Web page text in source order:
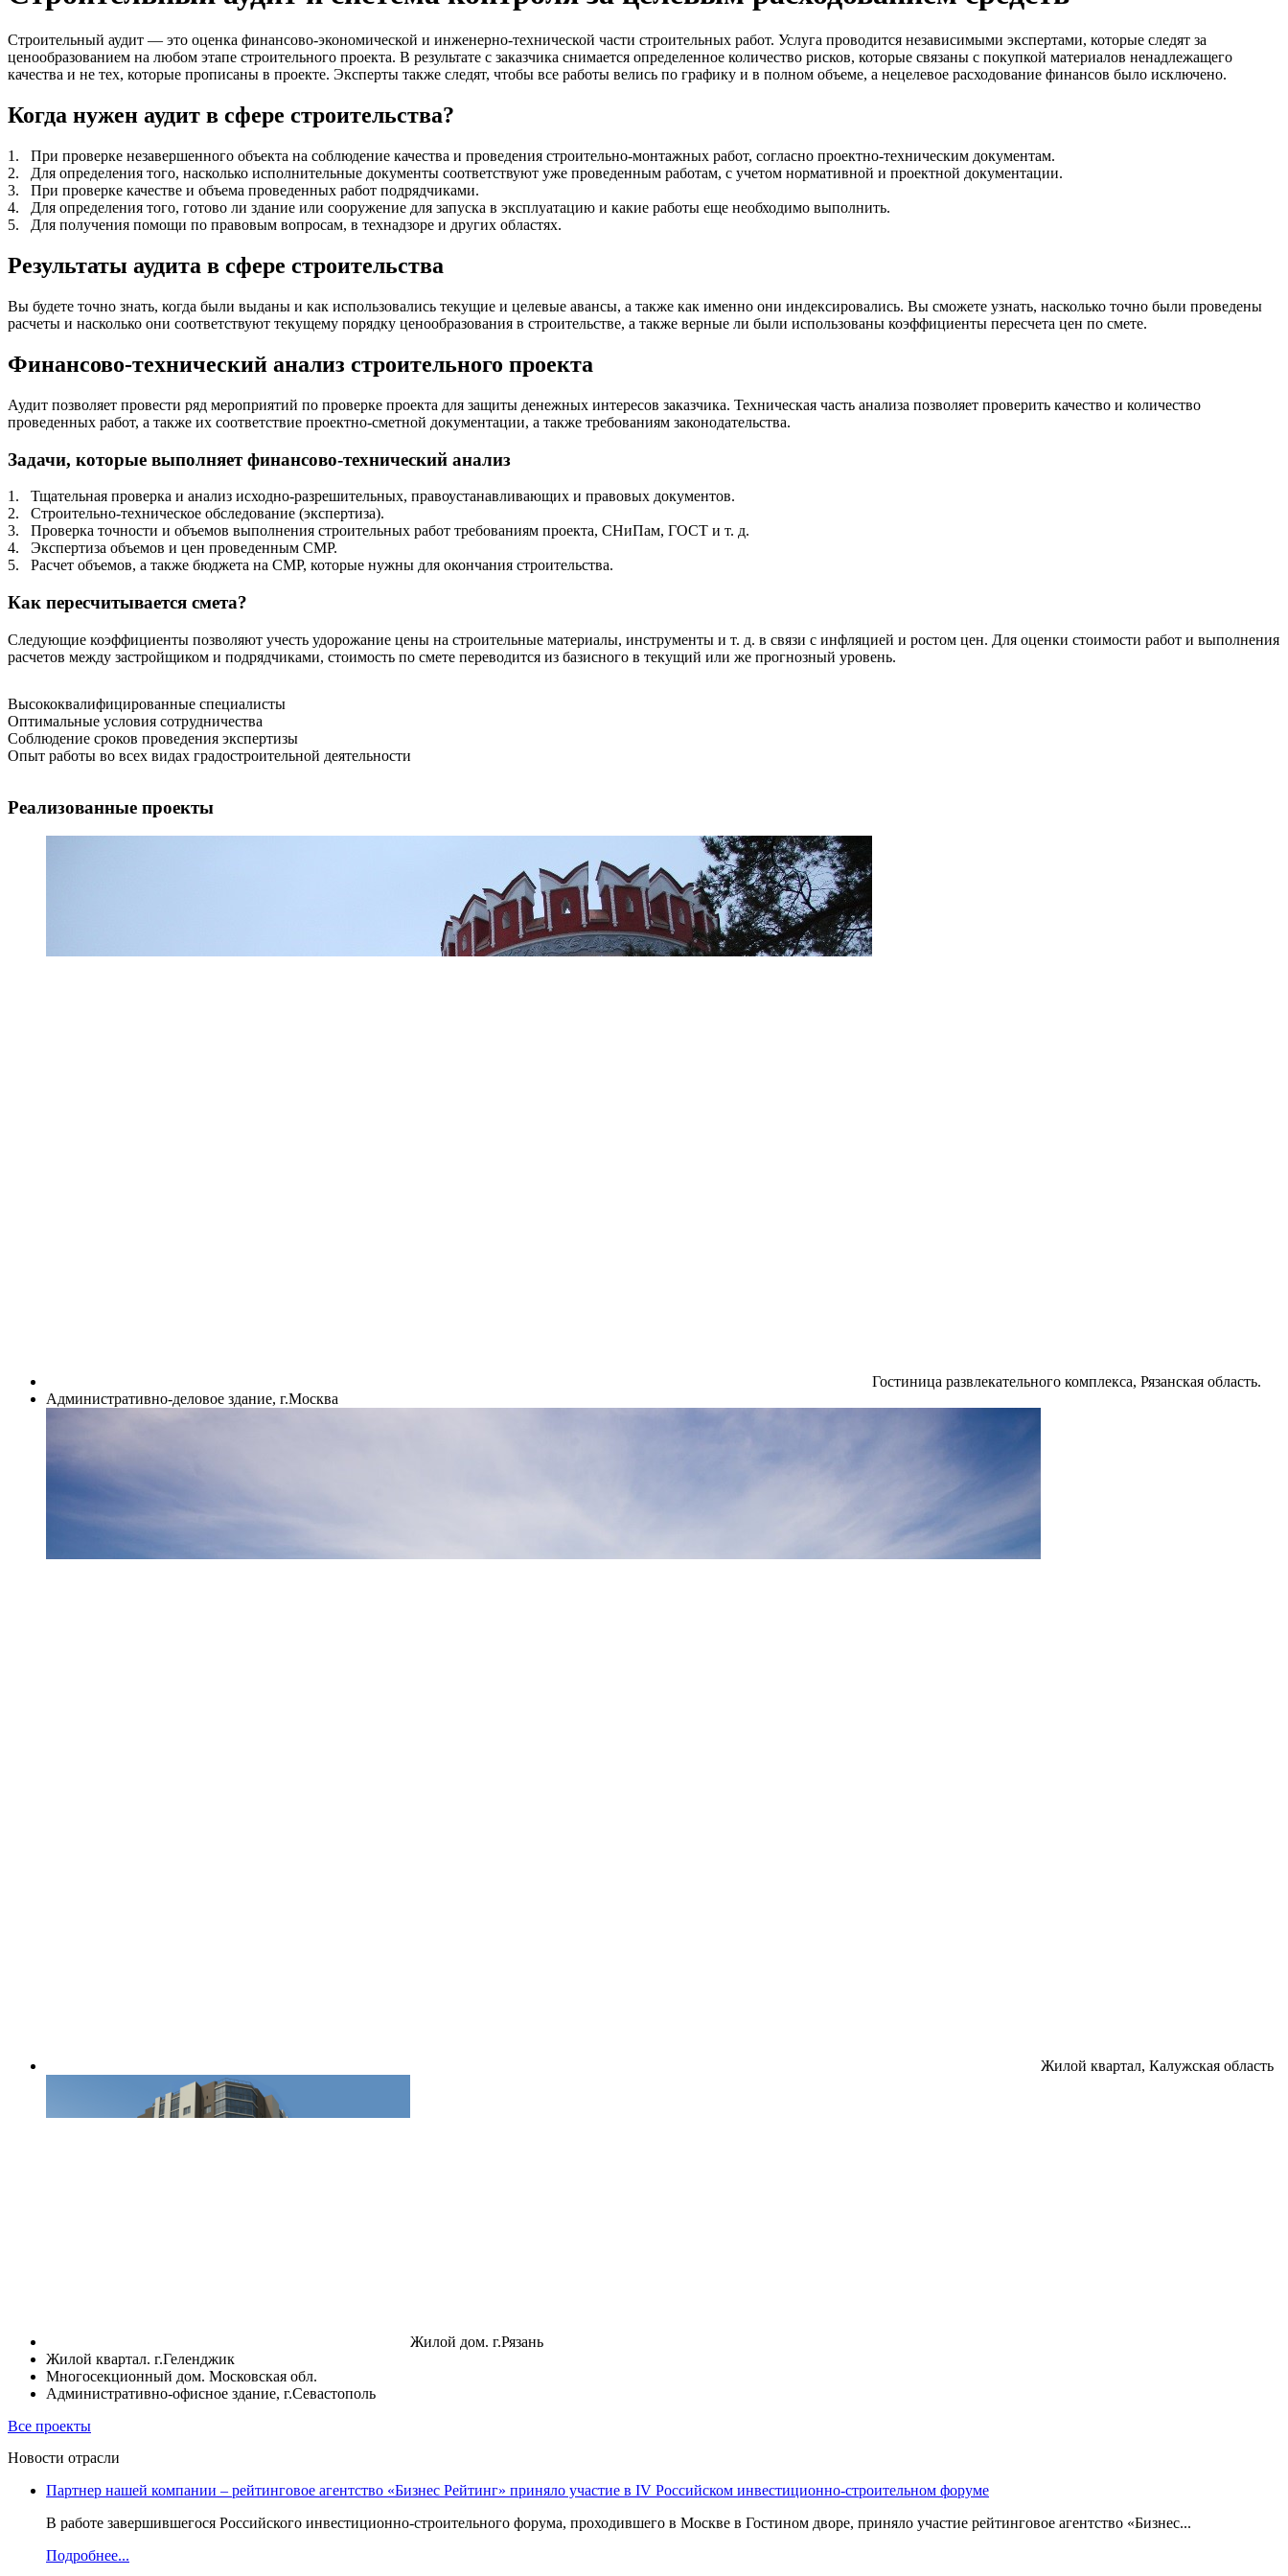
Строительный аудит — это оценка финансово-экономической и инженерно-технической части строительных работ. Услуга проводится независимыми экспертами, которые следят за
ценообразованием на любом этапе строительного проекта. В результате с заказчика снимается определенное количество рисков, которые связаны с покупкой материалов ненадлежащего
качества и не тех, которые прописаны в проекте. Эксперты также следят, чтобы все работы велись по графику и в полном объеме, а нецелевое расходование финансов было исключено.
Когда нужен аудит в сфере строительства?
1.
При проверке незавершенного объекта на соблюдение качества и проведения строительно-монтажных работ, согласно проектно-техническим документам.
2.
Для определения того, насколько исполнительные документы соответствуют уже проведенным работам, с учетом нормативной и проектной документации.
3.
При проверке качестве и объема проведенных работ подрядчиками.
4.
Для определения того, готово ли здание или сооружение для запуска в эксплуатацию и какие работы еще необходимо выполнить.
5.
Для получения помощи по правовым вопросам, в технадзоре и других областях.
Результаты аудита в сфере строительства
Вы будете точно знать, когда были выданы и как использовались текущие и целевые авансы, а также как именно они индексировались. Вы сможете узнать, насколько точно были проведены
расчеты и насколько они соответствуют текущему порядку ценообразования в строительстве, а также верные ли были использованы коэффициенты пересчета цен по смете.
Финансово-технический анализ строительного проекта
Аудит позволяет провести ряд мероприятий по проверке проекта для защиты денежных интересов заказчика. Техническая часть анализа позволяет проверить качество и количество
проведенных работ, а также их соответствие проектно-сметной документации, а также требованиям законодательства.
Задачи, которые выполняет финансово-технический анализ
1.
Тщательная проверка и анализ исходно-разрешительных, правоустанавливающих и правовых документов.
2.
Строительно-техническое обследование (экспертиза).
3.
Проверка точности и объемов выполнения строительных работ требованиям проекта, СНиПам, ГОСТ и т. д.
4.
Экспертиза объемов и цен проведенным СМР.
5.
Расчет объемов, а также бюджета на СМР, которые нужны для окончания строительства.
Как пересчитывается смета?
Следующие коэффициенты позволяют учесть удорожание цены на строительные материалы, инструменты и т. д. в связи с инфляцией и ростом цен. Для оценки стоимости работ и выполнения
расчетов между застройщиком и подрядчиками, стоимость по смете переводится из базисного в текущий или же прогнозный уровень.
Высококвалифицированные специалисты
Оптимальные условия сотрудничества
Соблюдение сроков проведения экспертизы
Опыт работы во всех видах градостроительной деятельности
Реализованные проекты
Гостиница развлекательного комплекса, Рязанская область.
Административно-деловое здание, г.Москва
Жилой квартал, Калужская область
Жилой дом. г.Рязань
Жилой квартал. г.Геленджик
Многосекционный дом. Московская обл.
Административно-офисное здание, г.Севастополь
Все проекты
Новости отрасли
Партнер нашей компании – рейтинговое агентство «Бизнес Рейтинг» приняло участие в IV Российском инвестиционно-строительном форуме
В работе завершившегося Российского инвестиционно-строительного форума, проходившего в Москве в Гостином дворе, приняло участие рейтинговое агентство «Бизнес...
Подробнее...